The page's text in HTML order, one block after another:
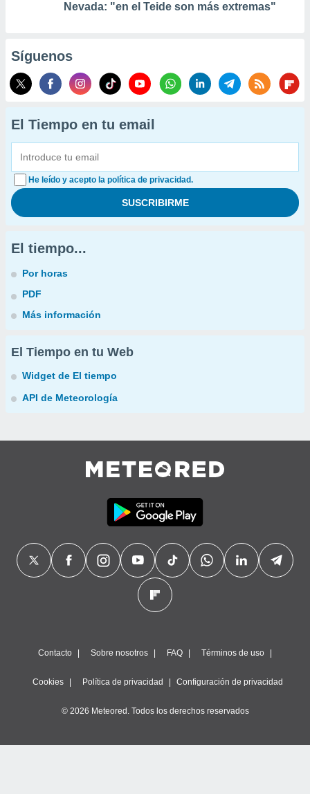
Nevada: "en el Teide son más extremas"
Síguenos
El Tiempo en tu email
He leído y acepto la política de privacidad.
El tiempo...
Por horas
PDF
Más información
El Tiempo en tu Web
Widget de El tiempo
API de Meteorología
Contacto Sobre nosotros FAQ Términos de uso
Cookies Política de privacidad Configuración de privacidad
© 2026 Meteored. Todos los derechos reservados